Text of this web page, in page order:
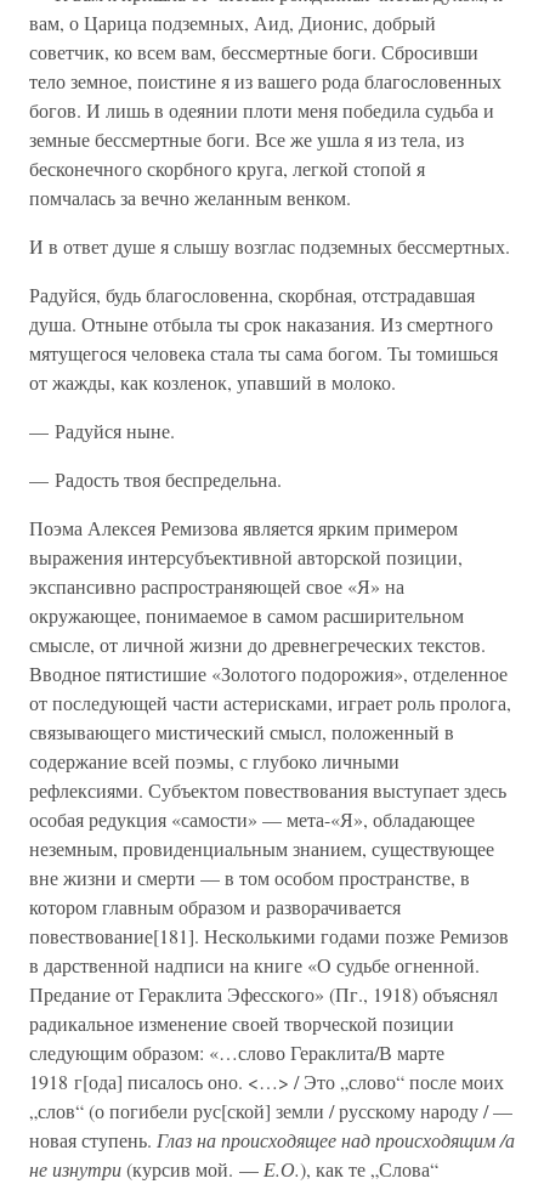
вам, о Царица подземных, Аид, Дионис, добрый
советчик, ко всем вам, бессмертные боги. Сбросивши
тело земное, поистине я из вашего рода благословенных
богов. И лишь в одеянии плоти меня победила судьба и
земные бессмертные боги. Все же ушла я из тела, из
бесконечного скорбного круга, легкой стопой я
помчалась за вечно желанным венком.
И в ответ душе я слышу возглас подземных бессмертных.
Радуйся, будь благословенна, скорбная, отстрадавшая
душа. Отныне отбыла ты срок наказания. Из смертного
мятущегося человека стала ты сама богом. Ты томишься
от жажды, как козленок, упавший в молоко.
— Радуйся ныне.
— Радость твоя беспредельна.
Поэма Алексея Ремизова является ярким примером
выражения интерсубъективной авторской позиции,
экспансивно распространяющей свое «Я» на
окружающее, понимаемое в самом расширительном
смысле, от личной жизни до древнегреческих текстов.
Вводное пятистишие «Золотого подорожия», отделенное
от последующей части астерисками, играет роль пролога,
связывающего мистический смысл, положенный в
содержание всей поэмы, с глубоко личными
рефлексиями. Субъектом повествования выступает здесь
особая редукция «самости» — мета-«Я», обладающее
неземным, провиденциальным знанием, существующее
вне жизни и смерти — в том особом пространстве, в
котором главным образом и разворачивается
повествование[181]. Несколькими годами позже Ремизов
в дарственной надписи на книге «О судьбе огненной.
Предание от Гераклита Эфесского» (Пг., 1918) объяснял
радикальное изменение своей творческой позиции
следующим образом: «…слово Гераклита/В марте
1918 г[ода] писалось оно. <…> / Это „слово“ после моих
„слов“ (о погибели рус[ской] земли / русскому народу / —
новая ступень. Глаз на происходящее над происходящим /а
не изнутри(курсив мой. — Е.О.), как те „Слова“